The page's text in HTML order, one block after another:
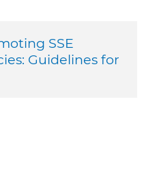
SSE
Guidelines for